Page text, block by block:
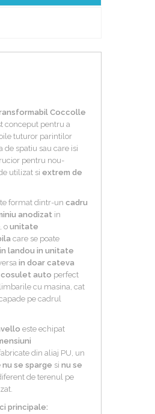
Coccolle
conceput pentru a
tuturor parintilor
de spatiu sau care isi
pentru nou-
utilizat si extrem de
format dintr-un cadru
anodizat in
ounitate
care se poate
landou in unitate
in doar cateva
cosulet auto perfect
cu masina, cat
pe cadrul
este echipat
din aliaj PU, un
nu se sparge si nu se
de terenul pe
principale: